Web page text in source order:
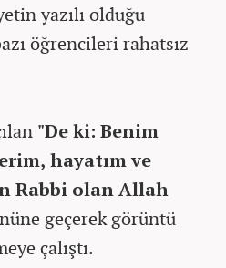
yazılı olduğu
öğrencileri rahatsız
"De ki: Benim
hayatım ve
Rabbi olan Allah
geçerek görüntü
çalıştı.